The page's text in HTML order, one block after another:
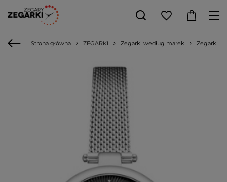
Strona główna ZEGARKI Zegarki według marek Zegarki